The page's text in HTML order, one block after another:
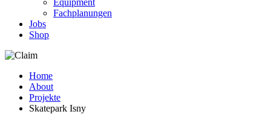
Equipment
Fachplanungen
Jobs
Shop
Home
About
Projekte
Skatepark Isny